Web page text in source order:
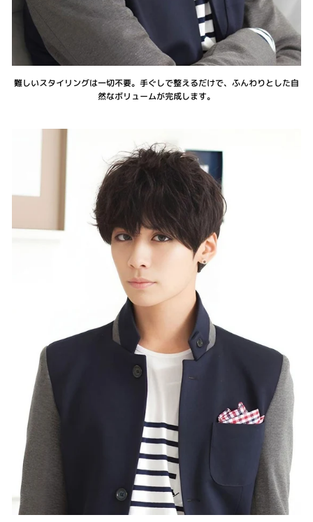
難しいスタイリングは一切不要。手ぐしで整えるだけで、ふんわりとした自
然なボリュームが完成します。